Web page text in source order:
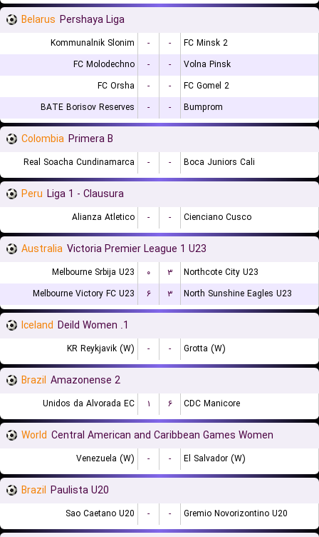
Belarus Pershaya Liga
Kommunalnik Slonim - -
FC Minsk 2
FC Molodechno
- -
Volna Pinsk
FC Orsha
- -
FC Gomel 2
BATE Borisov Reserves
- - Bumprom
Colombia Primera B
Real Soacha Cundinamarca - - Boca Juniors Cali
Peru Liga 1 - Clausura
Alianza Atletico - - Cienciano Cusco
Australia Victoria Premier League 1 U23
Melbourne Srbija U23 ۰ ۳
Northcote City U23
Melbourne Victory FC U23
۶ ۳ North Sunshine Eagles U23
Iceland 1. Deild Women
KR Reykjavik (W) - - Grotta (W)
Brazil Amazonense 2
Unidos da Alvorada EC ۱ ۶ CDC Manicore
World Central American and Caribbean Games Women
Venezuela (W) - - El Salvador (W)
Brazil Paulista U20
Sao Caetano U20 - - Gremio Novorizontino U20